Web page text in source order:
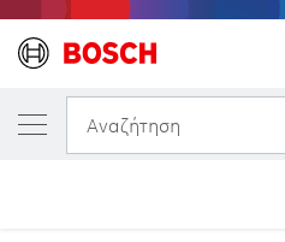
Αναζήτηση
Γυαλόχαρτο C470 Best for
Η ΕΠΙΛΕΓΜΈΝΗ ΠΑΡΑΛΛΑΓΉ ΣΑΣ
C470 Best for Wood